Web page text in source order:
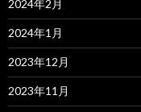
2024年2月
2024年1月
2023年12月
2023年11月